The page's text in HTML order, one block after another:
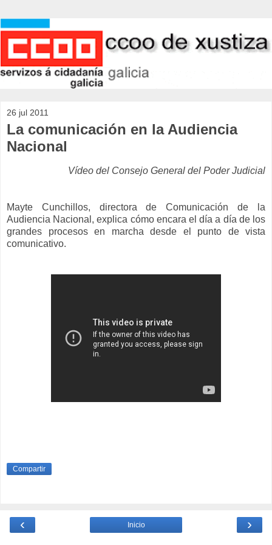
26 jul 2011
La comunicación en la Audiencia
Nacional
Vídeo del Consejo General del Poder Judicial
Mayte Cunchillos, directora de Comunicación de la
Audiencia Nacional, explica cómo encara el día a día de los
grandes procesos en marcha desde el punto de vista
comunicativo.
Compartir
‹ ›
Inicio